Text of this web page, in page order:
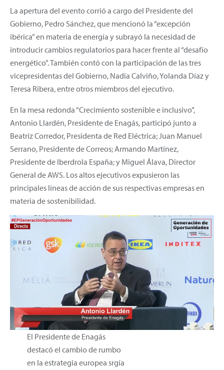
La apertura del evento corrió a cargo del Presidente del
Gobierno, Pedro Sánchez, que mencionó la “excepción
ibérica” en materia de energía y subrayó la necesidad de
introducir cambios regulatorios para hacer frente al “desafío
energético”. También contó con la participación de las tres
vicepresidentas del Gobierno, Nadia Calviño, Yolanda Díaz y
Teresa Ribera, entre otros miembros del ejecutivo.
En la mesa redonda “Crecimiento sostenible e inclusivo”,
Antonio Llardén, Presidente de Enagás, participó junto a
Beatriz Corredor, Presidenta de Red Eléctrica; Juan Manuel
Serrano, Presidente de Correos; Armando Martínez,
Presidente de Iberdrola España; y Miguel Álava, Director
General de AWS. Los altos ejecutivos expusieron las
principales líneas de acción de sus respectivas empresas en
materia de sostenibilidad.
El Presidente de Enagás
destacó el cambio de rumbo
en la estrategia europea srgía